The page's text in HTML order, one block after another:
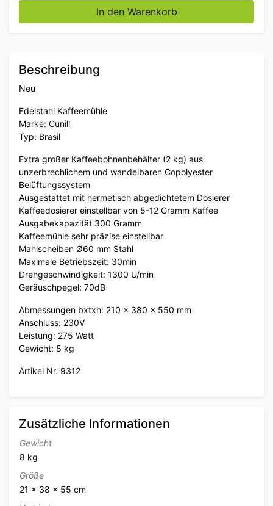
In den Warenkorb
Beschreibung
Neu
Edelstahl Kaffeemühle
Marke: Cunill
Typ: Brasil
Extra großer Kaffeebohnenbehälter (2 kg) aus
unzerbrechlichem und wandelbaren Copolyester
Belüftungssystem
Ausgestattet mit hermetisch abgedichtetem Dosierer
Kaffeedosierer einstellbar von 5-12 Gramm Kaffee
Ausgabekapazität 300 Gramm
Kaffeemühle sehr präzise einstellbar
Mahlscheiben Ø60 mm Stahl
Maximale Betriebszeit: 30min
Drehgeschwindigkeit: 1300 U/min
Geräuschpegel: 70dB
Abmessungen bxtxh: 210 x 380 x 550 mm
Anschluss: 230V
Leistung: 275 Watt
Gewicht: 8 kg
Artikel Nr. 9312
Zusätzliche Informationen
Gewicht
8 kg
Größe
21 × 38 × 55 cm